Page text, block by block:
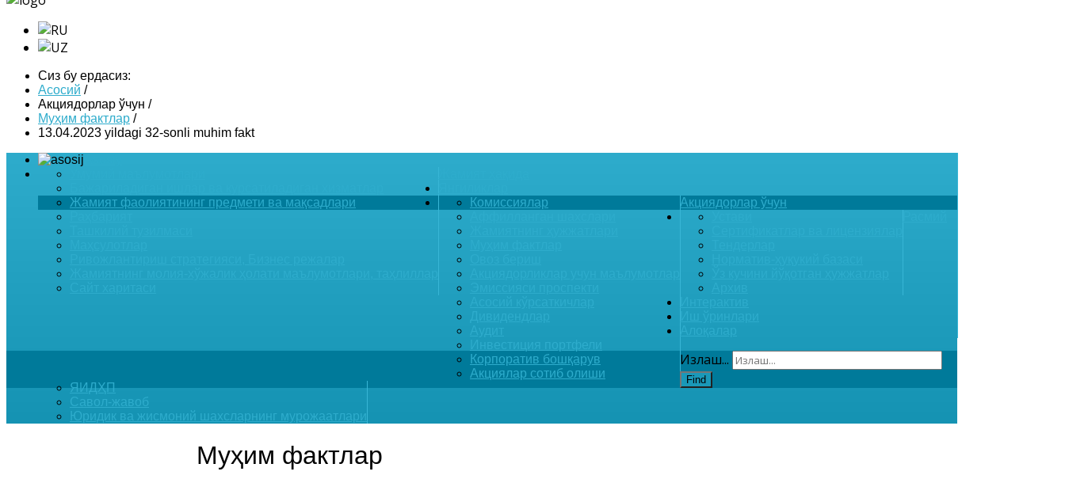
Сиз бу ердасиз:
Асосий /
Акциядорлар ўчун /
Муҳим фактлар /
13.04.2023 yildagi 32-sonli muhim fakt
Жамият фаолиятининг предмети ва мақсадлари
Акциядорлар ўчун
Комиссиялар
Корпоратив бошқарув
Акциялар сотиб олиши
ЯИДҲП
Савол-жавоб
Юридик ва жисмоний шахсларнинг мурожаатлари
Излаш...
Find
Муҳим фактлар